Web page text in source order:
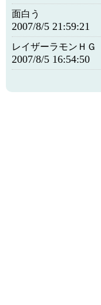
面白う
2007/8/5 21:59:21
レイザーラモンＨＧ
2007/8/5 16:54:50